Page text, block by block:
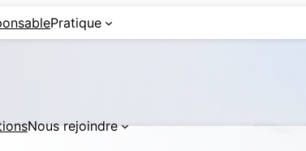
Pratique
Nous rejoindre